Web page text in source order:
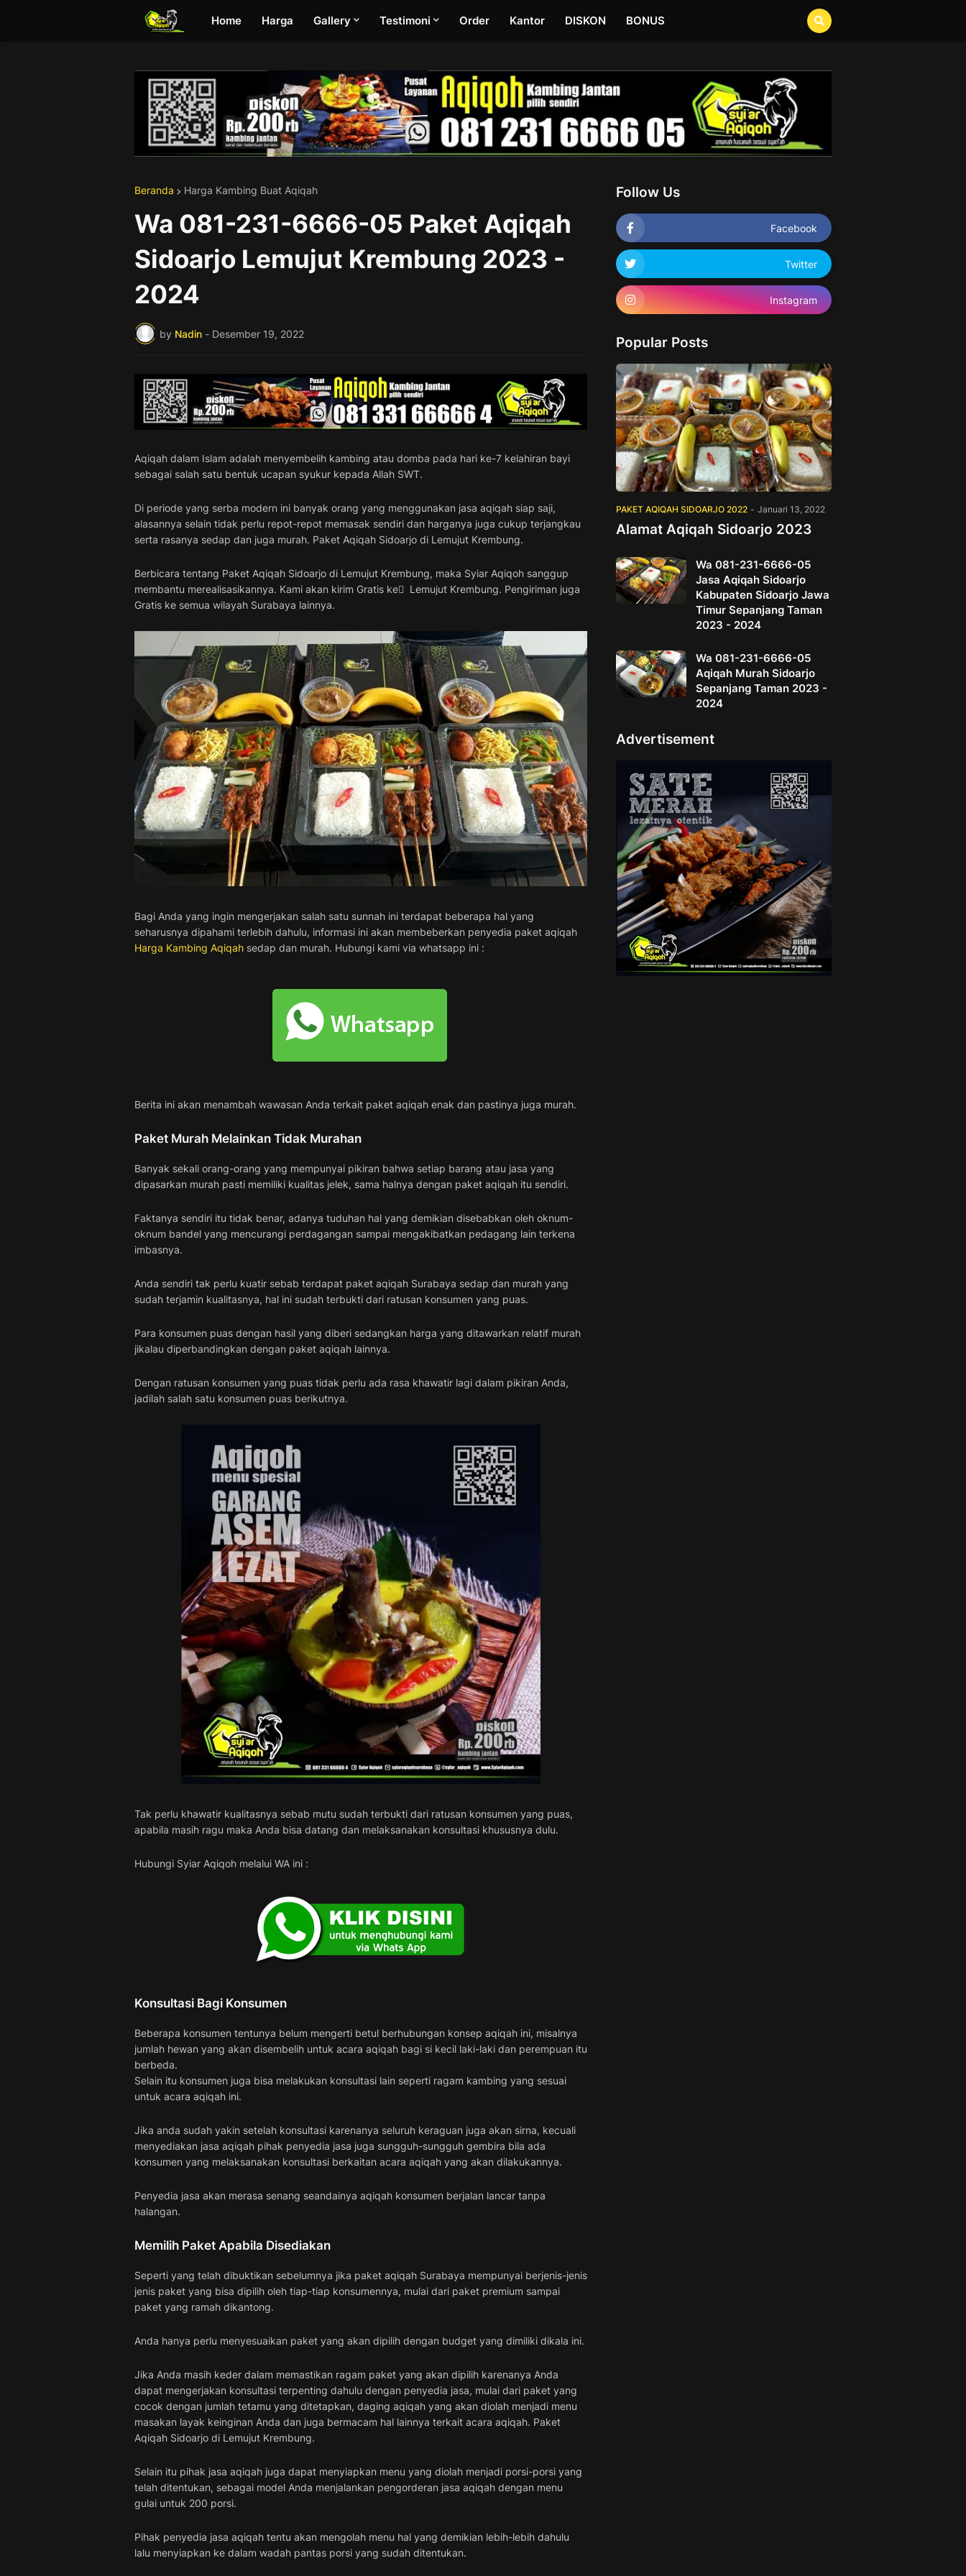
Home Harga Gallery Testimoni Order Kantor DISKON BONUS
Beranda Harga Kambing Buat Aqiqah
Wa 081-231-6666-05 Paket Aqiqah
Sidoarjo Lemujut Krembung 2023 -
2024
by Nadin - Desember 19, 2022
Aqiqah dalam Islam adalah menyembelih kambing atau domba pada hari ke-7 kelahiran bayi
sebagai salah satu bentuk ucapan syukur kepada Allah SWT.
Di periode yang serba modern ini banyak orang yang menggunakan jasa aqiqah siap saji,
alasannya selain tidak perlu repot-repot memasak sendiri dan harganya juga cukup terjangkau
serta rasanya sedap dan juga murah. Paket Aqiqah Sidoarjo di Lemujut Krembung.
Berbicara tentang Paket Aqiqah Sidoarjo di Lemujut Krembung, maka Syiar Aqiqoh sanggup
membantu merealisasikannya. Kami akan kirim Gratis ke ِ Lemujut Krembung. Pengiriman juga
Gratis ke semua wilayah Surabaya lainnya.
Bagi Anda yang ingin mengerjakan salah satu sunnah ini terdapat beberapa hal yang
seharusnya dipahami terlebih dahulu, informasi ini akan membeberkan penyedia paket aqiqah
Harga Kambing Aqiqah sedap dan murah. Hubungi kami via whatsapp ini :
Berita ini akan menambah wawasan Anda terkait paket aqiqah enak dan pastinya juga murah.
Paket Murah Melainkan Tidak Murahan
Banyak sekali orang-orang yang mempunyai pikiran bahwa setiap barang atau jasa yang
dipasarkan murah pasti memiliki kualitas jelek, sama halnya dengan paket aqiqah itu sendiri.
Faktanya sendiri itu tidak benar, adanya tuduhan hal yang demikian disebabkan oleh oknum-
oknum bandel yang mencurangi perdagangan sampai mengakibatkan pedagang lain terkena
imbasnya.
Anda sendiri tak perlu kuatir sebab terdapat paket aqiqah Surabaya sedap dan murah yang
sudah terjamin kualitasnya, hal ini sudah terbukti dari ratusan konsumen yang puas.
Para konsumen puas dengan hasil yang diberi sedangkan harga yang ditawarkan relatif murah
jikalau diperbandingkan dengan paket aqiqah lainnya.
Dengan ratusan konsumen yang puas tidak perlu ada rasa khawatir lagi dalam pikiran Anda,
jadilah salah satu konsumen puas berikutnya.
Tak perlu khawatir kualitasnya sebab mutu sudah terbukti dari ratusan konsumen yang puas,
apabila masih ragu maka Anda bisa datang dan melaksanakan konsultasi khususnya dulu.
Hubungi Syiar Aqiqoh melalui WA ini :
Konsultasi Bagi Konsumen
Beberapa konsumen tentunya belum mengerti betul berhubungan konsep aqiqah ini, misalnya
jumlah hewan yang akan disembelih untuk acara aqiqah bagi si kecil laki-laki dan perempuan itu
berbeda.
Selain itu konsumen juga bisa melakukan konsultasi lain seperti ragam kambing yang sesuai
untuk acara aqiqah ini.
Jika anda sudah yakin setelah konsultasi karenanya seluruh keraguan juga akan sirna, kecuali
menyediakan jasa aqiqah pihak penyedia jasa juga sungguh-sungguh gembira bila ada
konsumen yang melaksanakan konsultasi berkaitan acara aqiqah yang akan dilakukannya.
Penyedia jasa akan merasa senang seandainya aqiqah konsumen berjalan lancar tanpa
halangan.
Memilih Paket Apabila Disediakan
Seperti yang telah dibuktikan sebelumnya jika paket aqiqah Surabaya mempunyai berjenis-jenis
jenis paket yang bisa dipilih oleh tiap-tiap konsumennya, mulai dari paket premium sampai
paket yang ramah dikantong.
Anda hanya perlu menyesuaikan paket yang akan dipilih dengan budget yang dimiliki dikala ini.
Jika Anda masih keder dalam memastikan ragam paket yang akan dipilih karenanya Anda
dapat mengerjakan konsultasi terpenting dahulu dengan penyedia jasa, mulai dari paket yang
cocok dengan jumlah tetamu yang ditetapkan, daging aqiqah yang akan diolah menjadi menu
masakan layak keinginan Anda dan juga bermacam hal lainnya terkait acara aqiqah. Paket
Aqiqah Sidoarjo di Lemujut Krembung.
Selain itu pihak jasa aqiqah juga dapat menyiapkan menu yang diolah menjadi porsi-porsi yang
telah ditentukan, sebagai model Anda menjalankan pengorderan jasa aqiqah dengan menu
gulai untuk 200 porsi.
Pihak penyedia jasa aqiqah tentu akan mengolah menu hal yang demikian lebih-lebih dahulu
lalu menyiapkan ke dalam wadah pantas porsi yang sudah ditentukan.
Follow Us
Facebook
Twitter
Instagram
Popular Posts
PAKET AQIQAH SIDOARJO 2022 - Januari 13, 2022
Alamat Aqiqah Sidoarjo 2023
Wa 081-231-6666-05
Jasa Aqiqah Sidoarjo
Kabupaten Sidoarjo Jawa
Timur Sepanjang Taman
2023 - 2024
Wa 081-231-6666-05
Aqiqah Murah Sidoarjo
Sepanjang Taman 2023 -
2024
Advertisement